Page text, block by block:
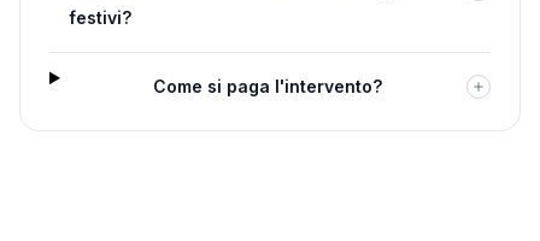
festivi?
Come si paga l'intervento?